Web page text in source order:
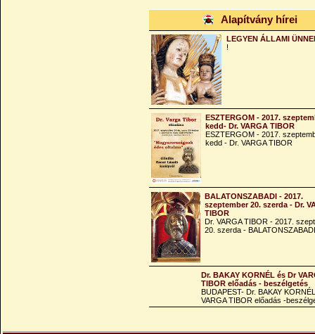
Alapítvány hírei
LEGYEN ÁLLAMI
!
ESZTERGOM - 2017.
kedd- Dr. VARGA TIBOR
ESZTERGOM - 2017.
kedd - Dr. VARGA TIBOR
BALATONSZABADI - 2017.
szeptember 20. szerda - Dr.
TIBOR
Dr. VARGA TIBOR - 2017.
20. szerda - BALATONSZABADI
Dr. BAKAY KORNÉL és Dr
TIBOR előadás - beszélgetés
BUDAPEST- Dr. BAKAY
VARGA TIBOR előadás -